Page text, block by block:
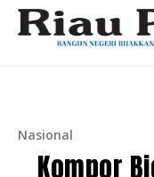
Nasional
Kompor